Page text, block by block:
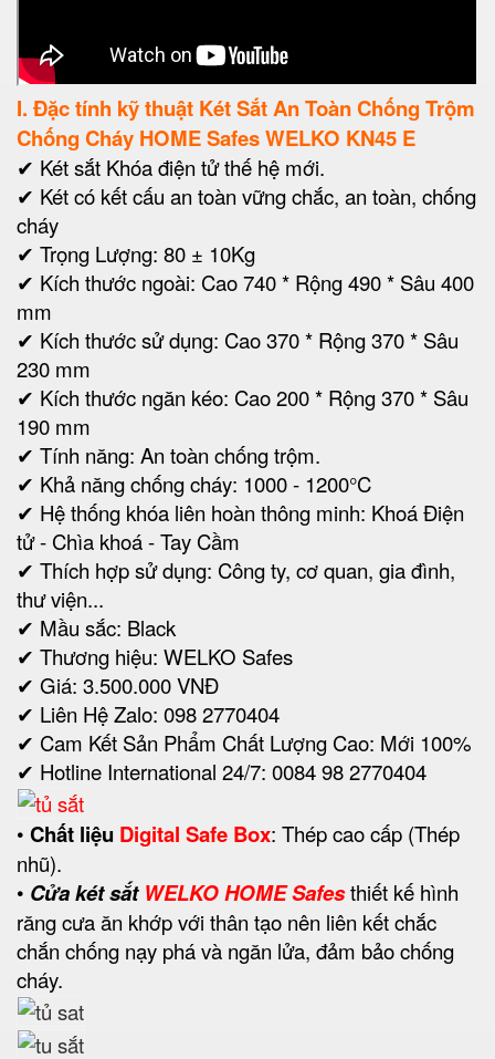
I. Đặc tính kỹ thuật Két Sắt An Toàn Chống Trộm
Chống Cháy HOME Safes WELKO KN45 E
✔ Két sắt Khóa điện tử thế hệ mới.
✔ Két có kết cấu an toàn vững chắc, an toàn, chống
cháy
✔ Trọng Lượng: 80 ± 10Kg
✔ Kích thước ngoài: Cao 740 * Rộng 490 * Sâu 400
mm
✔ Kích thước sử dụng: Cao 370 * Rộng 370 * Sâu
230 mm
✔ Kích thước ngăn kéo: Cao 200 * Rộng 370 * Sâu
190 mm
✔ Tính năng: An toàn chống trộm.
✔ Khả năng chống cháy: 1000 - 1200°C
✔ Hệ thống khóa liên hoàn thông minh: Khoá Điện
tử - Chìa khoá - Tay Cầm
✔ Thích hợp sử dụng: Công ty, cơ quan, gia đình,
thư viện...
✔ Mầu sắc: Black
✔ Thương hiệu: WELKO Safes
✔ Giá: 3.500.000 VNĐ
✔ Liên Hệ Zalo: 098 2770404
✔ Cam Kết Sản Phẩm Chất Lượng Cao: Mới 100%
✔ Hotline International 24/7: 0084 98 2770404
• Chất liệu Digital Safe Box: Thép cao cấp (Thép
nhũ).
• Cửa két sắt WELKO HOME Safesthiết kế hình
răng cưa ăn khớp với thân tạo nên liên kết chắc
chắn chống nạy phá và ngăn lửa, đảm bảo chống
cháy.